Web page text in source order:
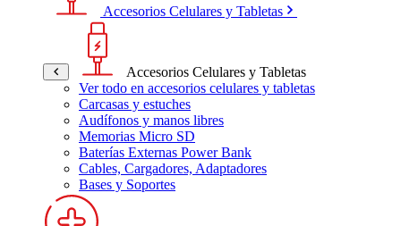
Accesorios Celulares y Tabletas
Accesorios Celulares y Tabletas
Ver todo en accesorios celulares y tabletas
Carcasas y estuches
Audífonos y manos libres
Memorias Micro SD
Baterías Externas Power Bank
Cables, Cargadores, Adaptadores
Bases y Soportes